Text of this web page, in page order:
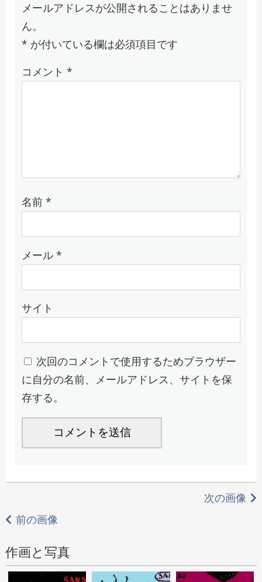
メールアドレスが公開されることはありませ
ん。
* が付いている欄は必須項目です
コメント *
名前 *
メール *
サイト
次回のコメントで使用するためブラウザー
に自分の名前、メールアドレス、サイトを保
存する。
次の画像
前の画像
作画と写真